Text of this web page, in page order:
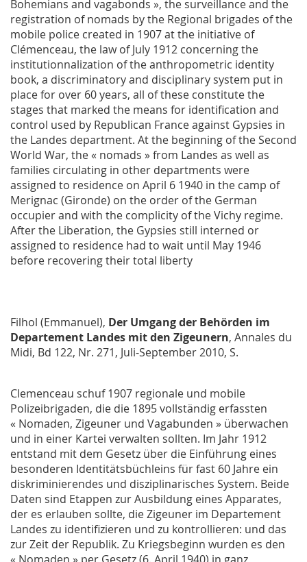
Bohemians and vagabonds », the surveillance and the
registration of nomads by the Regional brigades of the
mobile police created in 1907 at the initiative of
Clémenceau, the law of July 1912 concerning the
institutionnalization of the anthropometric identity
book, a discriminatory and disciplinary system put in
place for over 60 years, all of these constitute the
stages that marked the means for identification and
control used by Republican France against Gypsies in
the Landes department. At the beginning of the Second
World War, the « nomads » from Landes as well as
families circulating in other departments were
assigned to residence on April 6 1940 in the camp of
Merignac (Gironde) on the order of the German
occupier and with the complicity of the Vichy regime.
After the Liberation, the Gypsies still interned or
assigned to residence had to wait until May 1946
before recovering their total liberty
Filhol (Emmanuel), Der Umgang der Behörden im
Departement Landes mit den Zigeunern, Annales du
Midi, Bd 122, Nr. 271, Juli-September 2010, S.
Clemenceau schuf 1907 regionale und mobile
Polizeibrigaden, die die 1895 vollständig erfassten
« Nomaden, Zigeuner und Vagabunden » überwachen
und in einer Kartei verwalten sollten. Im Jahr 1912
entstand mit dem Gesetz über die Einführung eines
besonderen Identitätsbüchleins für fast 60 Jahre ein
diskriminierendes und disziplinarisches System. Beide
Daten sind Etappen zur Ausbildung eines Apparates,
der es erlauben sollte, die Zigeuner im Departement
Landes zu identifizieren und zu kontrollieren: und das
zur Zeit der Republik. Zu Kriegsbeginn wurden es den
« Nomaden » per Gesetz (6. April 1940) in ganz